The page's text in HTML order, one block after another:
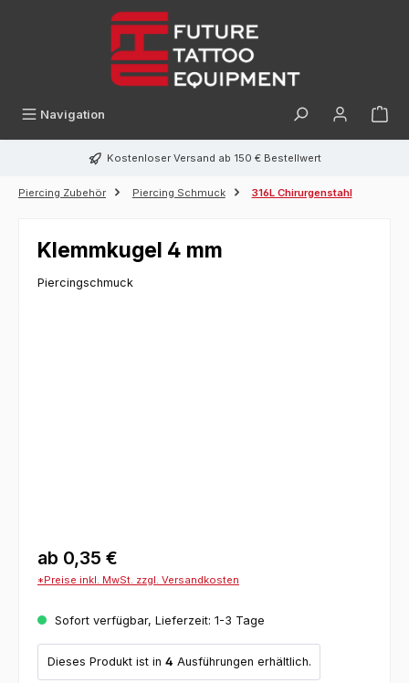
Navigation
Kostenloser Versand ab 150 € Bestellwert
Piercing Zubehör Piercing Schmuck 316L Chirurgenstahl
Klemmkugel 4 mm
Piercingschmuck
ab 0,35 €
*Preise inkl. MwSt. zzgl. Versandkosten
Sofort verfügbar, Lieferzeit: 1-3 Tage
Dieses Produkt ist in 4Ausführungen erhältlich.